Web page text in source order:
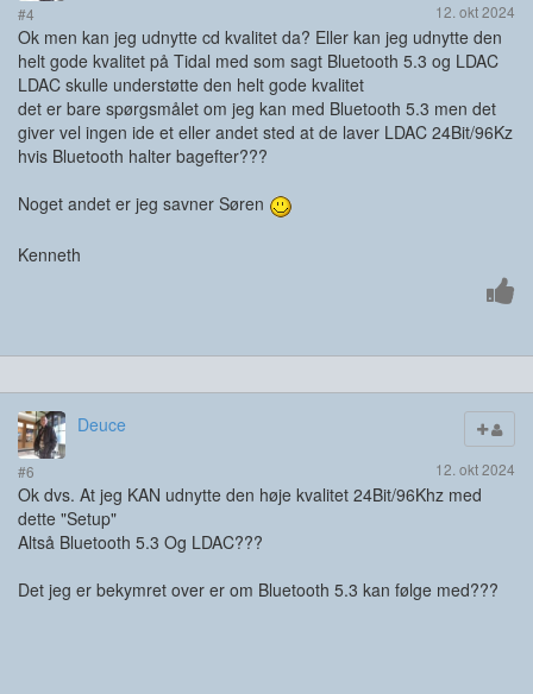
#4 12. okt 2024
Ok men kan jeg udnytte cd kvalitet da? Eller kan jeg udnytte den
helt gode kvalitet på Tidal med som sagt Bluetooth 5.3 og LDAC
LDAC skulle understøtte den helt gode kvalitet
det er bare spørgsmålet om jeg kan med Bluetooth 5.3 men det
giver vel ingen ide et eller andet sted at de laver LDAC 24Bit/96Kz
hvis Bluetooth halter bagefter???
Noget andet er jeg savner Søren
Kenneth
Deuce
#6 12. okt 2024
Ok dvs. At jeg KAN udnytte den høje kvalitet 24Bit/96Khz med
dette "Setup"
Altså Bluetooth 5.3 Og LDAC???
Det jeg er bekymret over er om Bluetooth 5.3 kan følge med???